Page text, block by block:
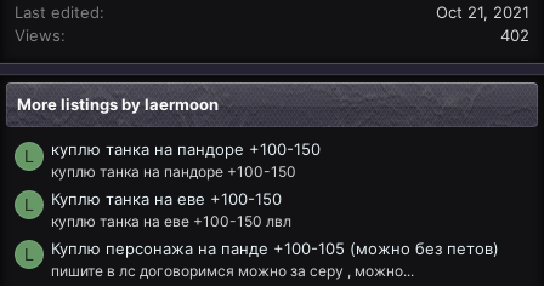
Last edited
Oct 21, 2021
Views
402
More listings by laermoon
L куплю танка на пандоре +100-150
куплю танка на пандоре +100-150
L Куплю танка на еве +100-150
куплю танка на еве +100-150 лвл
L Куплю персонажа на панде +100-105 (можно без петов)
пишите в лс договоримся можно за серу , можно...